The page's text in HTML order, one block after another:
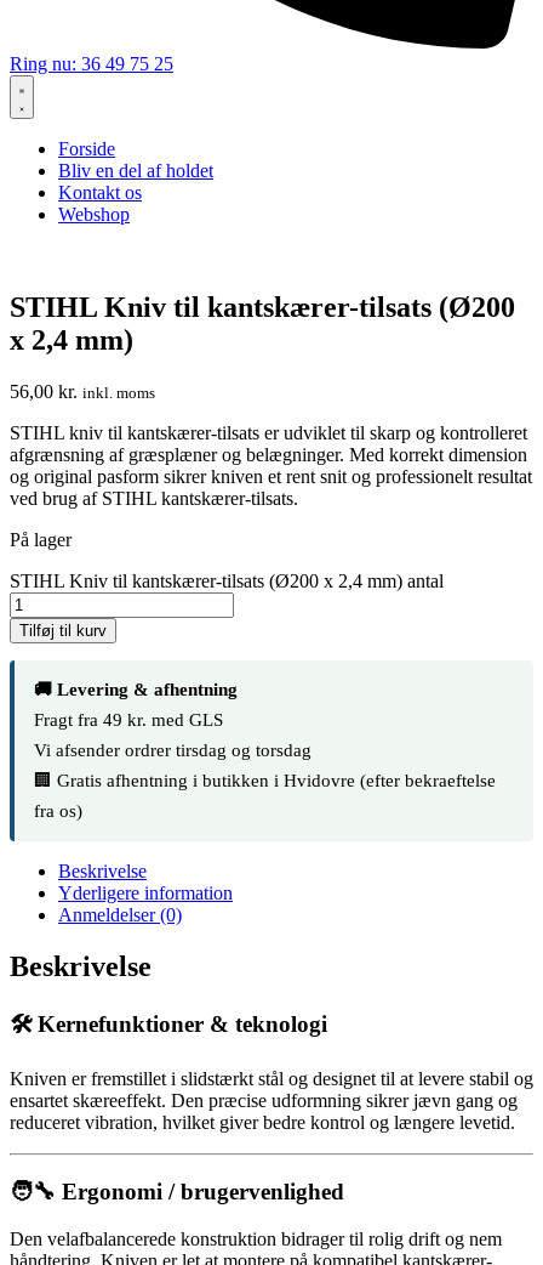
Ring nu: 36 49 75 25
Forside
Bliv en del af holdet
Kontakt os
Webshop
STIHL Kniv til kantskærer-tilsats (Ø200
x 2,4 mm)
56,00 kr. inkl. moms
STIHL kniv til kantskærer-tilsats er udviklet til skarp og kontrolleret
afgrænsning af græsplæner og belægninger. Med korrekt dimension
og original pasform sikrer kniven et rent snit og professionelt resultat
ved brug af STIHL kantskærer-tilsats.
På lager
STIHL Kniv til kantskærer-tilsats (Ø200 x 2,4 mm) antal
Tilføj til kurv
🚚 Levering & afhentning
Fragt fra 49 kr. med GLS
Vi afsender ordrer tirsdag og torsdag
🏢 Gratis afhentning i butikken i Hvidovre (efter bekraeftelse
fra os)
Beskrivelse
Yderligere information
Anmeldelser (0)
Beskrivelse
🛠️ Kernefunktioner & teknologi
Kniven er fremstillet i slidstærkt stål og designet til at levere stabil og
ensartet skæreeffekt. Den præcise udformning sikrer jævn gang og
reduceret vibration, hvilket giver bedre kontrol og længere levetid.
🧑‍🔧 Ergonomi / brugervenlighed
Den velafbalancerede konstruktion bidrager til rolig drift og nem
håndtering. Kniven er let at montere på kompatibel kantskærer-